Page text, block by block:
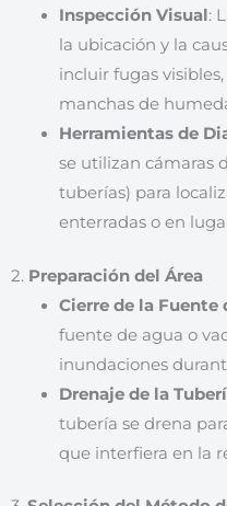
Inspección Visual:
la ubicación y la
incluir fugas
manchas de
Herramientas de
se utilizan cámaras
tuberías) para
enterradas o en
2. Preparación del Área
Cierre de la Fuente
fuente de agua o
inundaciones
Drenaje de la
tubería se drena
que interfiera en la